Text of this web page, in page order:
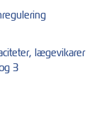
lægevikarer
3